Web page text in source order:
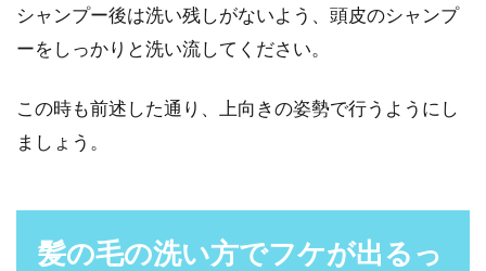
薄毛の髪型でお悩み？ツーブロック
でおしゃれな変身を！
薄毛でお悩みの方の多くは、似合う髪型に苦労
ロゲインは薄毛に効果があるのか？
シャンプー後は洗い残しがないよう、頭皮のシャンプ
ーをしっかりと洗い流してください。
この時も前述した通り、上向きの姿勢で行うようにし
ましょう。
髪の毛の洗い方でフケが出るっ